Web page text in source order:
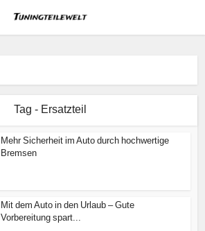
Tag - Ersatzteil
Mehr Sicherheit im Auto durch hochwertige
Bremsen
Mit dem Auto in den Urlaub – Gute
Vorbereitung spart...